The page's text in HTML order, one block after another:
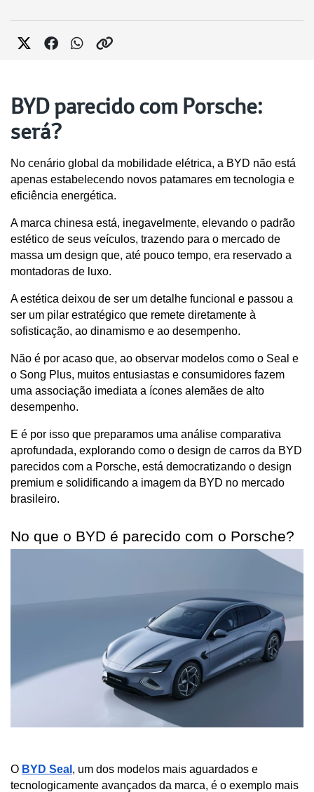
BYD parecido com Porsche:
será?
No cenário global da mobilidade elétrica, a BYD não está
apenas estabelecendo novos patamares em tecnologia e
eficiência energética.
A marca chinesa está, inegavelmente, elevando o padrão
estético de seus veículos, trazendo para o mercado de
massa um design que, até pouco tempo, era reservado a
montadoras de luxo.
A estética deixou de ser um detalhe funcional e passou a
ser um pilar estratégico que remete diretamente à
sofisticação, ao dinamismo e ao desempenho.
Não é por acaso que, ao observar modelos como o Seal e
o Song Plus, muitos entusiastas e consumidores fazem
uma associação imediata a ícones alemães de alto
desempenho.
E é por isso que preparamos uma análise comparativa
aprofundada, explorando como o design de carros da BYD
parecidos com a Porsche, está democratizando o design
premium e solidificando a imagem da BYD no mercado
brasileiro.
No que o BYD é parecido com o Porsche?
O BYD Seal , um dos modelos mais aguardados e
tecnologicamente avançados da marca, é o exemplo mais